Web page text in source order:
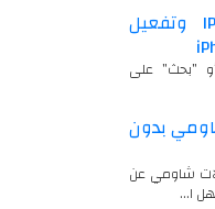
تثبيت ملف التغطية IPCC وتفعيل
"بحث" على
بدون
شاومي عن